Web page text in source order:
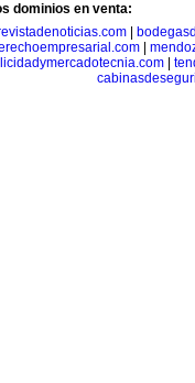
dominios en venta:
|